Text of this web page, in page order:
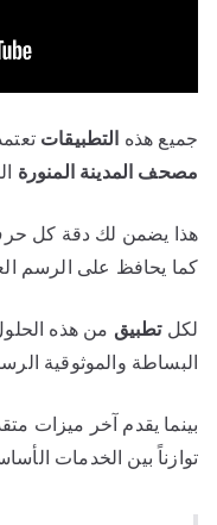
جميع هذه التطبيقات
مصحف المدينة المنورة
هذا يضمن لك دقة كل
كما يحافظ على الرسم
لكلتطبيق من هذه
البساطة والموثوقية
بينما يقدم آخر ميزات
توازناً بين الخدمات